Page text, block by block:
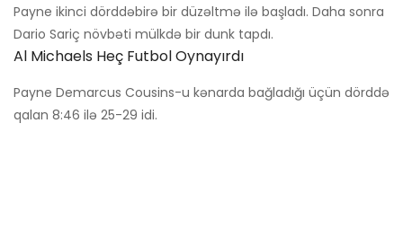
Payne ikinci dörddəbirə bir düzəltmə ilə başladı. Daha sonra
Dario Sariç növbəti mülkdə bir dunk tapdı.
Al Michaels Heç Futbol Oynayırdı
Payne Demarcus Cousins-u kənarda bağladığı üçün dörddə
qalan 8:46 ilə 25-29 idi.